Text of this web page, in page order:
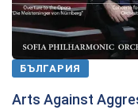
БЪЛГАРИЯ
Arts Against